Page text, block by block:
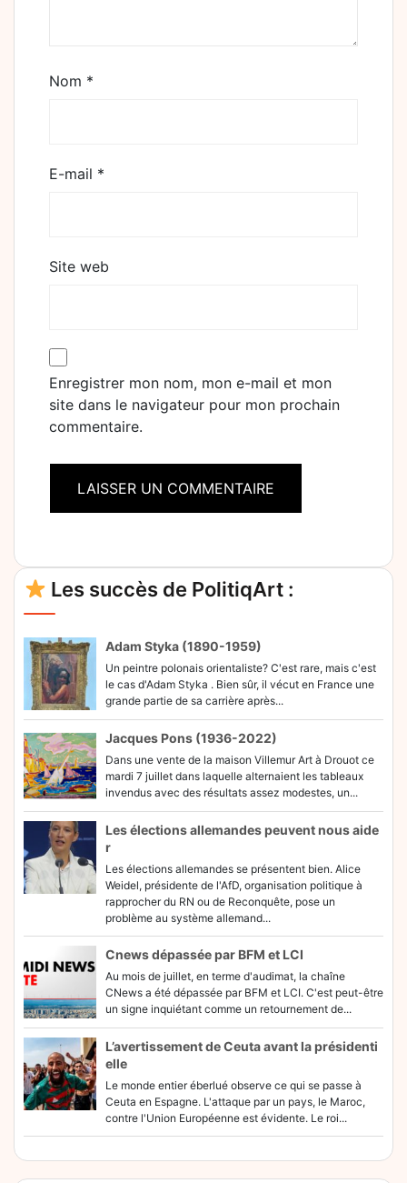
Nom *
E-mail *
Site web
Enregistrer mon nom, mon e-mail et mon
site dans le navigateur pour mon prochain
commentaire.
Les succès de PolitiqArt :
Adam Styka (1890-1959)
Un peintre polonais orientaliste? C'est rare, mais c'est
le cas d'Adam Styka . Bien sûr, il vécut en France une
grande partie de sa carrière après...
Jacques Pons (1936-2022)
Dans une vente de la maison Villemur Art à Drouot ce
mardi 7 juillet dans laquelle alternaient les tableaux
invendus avec des résultats assez modestes, un...
Les élections allemandes peuvent nous aide
r
Les élections allemandes se présentent bien. Alice
Weidel, présidente de l'AfD, organisation politique à
rapprocher du RN ou de Reconquête, pose un
problème au système allemand...
Cnews dépassée par BFM et LCI
Au mois de juillet, en terme d'audimat, la chaîne
CNews a été dépassée par BFM et LCI. C'est peut-être
un signe inquiétant comme un retournement de...
L’avertissement de Ceuta avant la présidenti
elle
Le monde entier éberlué observe ce qui se passe à
Ceuta en Espagne. L'attaque par un pays, le Maroc,
contre l'Union Européenne est évidente. Le roi...